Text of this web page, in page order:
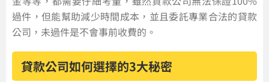
過件，但能幫助減少時間成本，並且委託專業合法的貸款
公司，未過件是不會事前收費的。
貸款公司如何選擇的3大秘密